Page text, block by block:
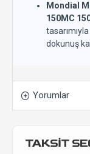
Mondial
150MC
dokunuş
Yorumlar
TAKSİT